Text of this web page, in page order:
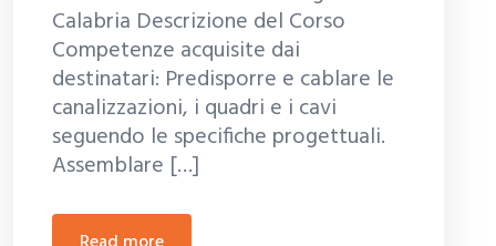
Calabria Descrizione del Corso
Competenze acquisite dai
destinatari: Predisporre e cablare le
canalizzazioni, i quadri e i cavi
seguendo le specifiche progettuali.
Assemblare […]